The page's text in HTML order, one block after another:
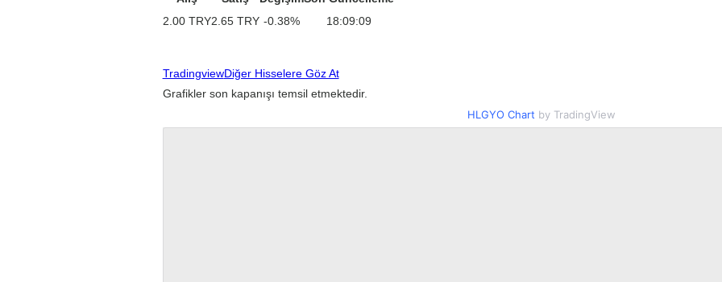
2.00 TRY2.65 TRY -0.38%
18:09:09
TradingviewDiğer Hisselere Göz At
Grafikler son kapanışı temsil etmektedir.
HLGYO Chart by TradingView